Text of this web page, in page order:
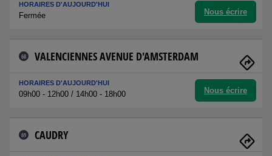
HORAIRES D'AUJOURD'HUI
Fermée Nous écrire
68 VALENCIENNES AVENUE D'AMSTERDAM
HORAIRES D'AUJOURD'HUI
09h00 - 12h00 / 14h00 - 18h00 Nous écrire
69 CAUDRY